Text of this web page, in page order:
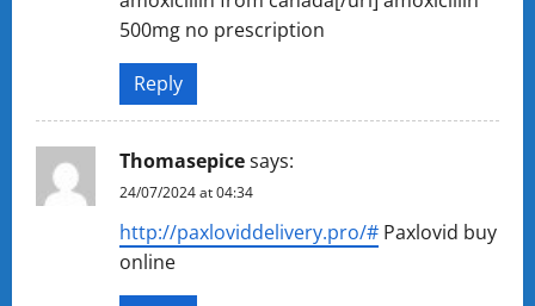
500mg no prescription
Reply
Thomasepicesays:
24/07/2024 at 04:34
http://paxloviddelivery.pro/# Paxlovid buy
online